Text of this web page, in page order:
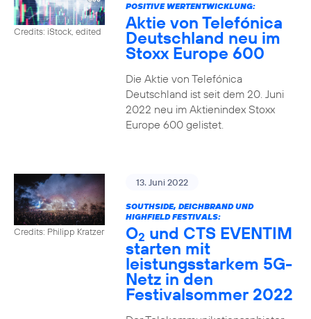
Credits: iStock, edited
POSITIVE WERTENTWICKLUNG:
Aktie von Telefónica
Deutschland neu im
Stoxx Europe 600
Die Aktie von Telefónica
Deutschland ist seit dem 20. Juni
2022 neu im Aktienindex Stoxx
Europe 600 gelistet.
Credits: Philipp Kratzer
13. Juni 2022
SOUTHSIDE, DEICHBRAND UND
HIGHFIELD FESTIVALS:
O2 und CTS EVENTIM
starten mit
leistungsstarkem 5G-
Netz in den
Festivalsommer 2022